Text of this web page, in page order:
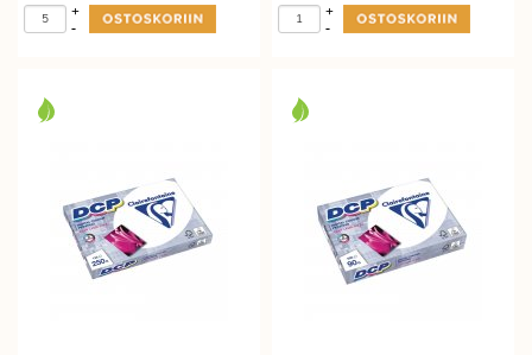
-
+
-
+